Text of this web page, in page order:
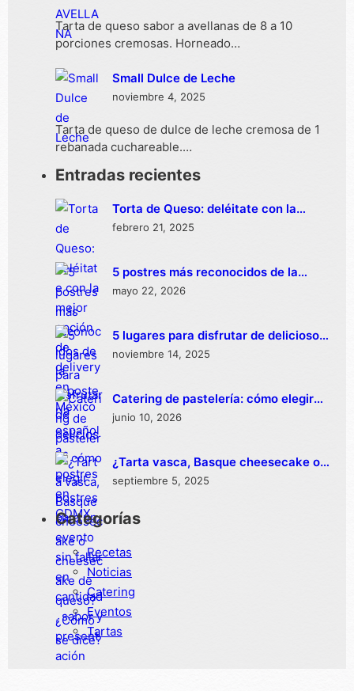
Tarta de queso sabor a avellanas de 8 a 10
porciones cremosas. Horneado…
Small Dulce de Leche
noviembre 4, 2025
Tarta de queso de dulce de leche cremosa de 1
rebanada cuchareable.…
Entradas recientes
Torta de Queso: deléitate con la
mejor opción de delivery en México
febrero 21, 2025
5 postres más reconocidos de la
repostería española
mayo 22, 2026
5 lugares para disfrutar de deliciosos
postres en CDMX
noviembre 14, 2025
Catering de pastelería: cómo elegir
postres para un evento sin fallar en
junio 10, 2026
¿Tarta vasca, Basque cheesecake o
cheesecake de queso? ¿Cómo se
septiembre 5, 2025
Categorías
Recetas
Noticias
Catering
Eventos
Tartas